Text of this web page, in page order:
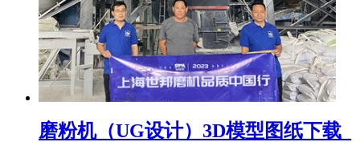
磨粉机（UG设计）3D模型图纸下载_